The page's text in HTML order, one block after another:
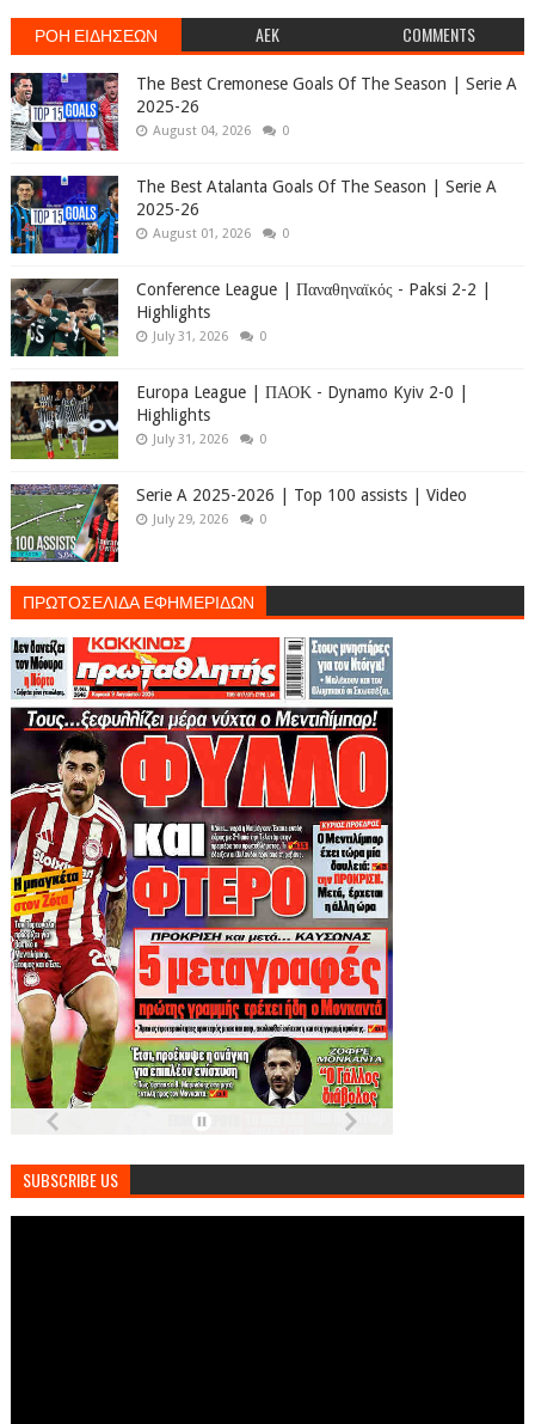
ΡΟΗ ΕΙΔΗΣΕΩΝ AEK COMMENTS
The Best Cremonese Goals Of The Season | Serie A
2025-26
August 04, 2026 0
The Best Atalanta Goals Of The Season | Serie A
2025-26
August 01, 2026 0
Conference League | Παναθηναϊκός - Paksi 2-2 |
Highlights
July 31, 2026 0
Europa League | ΠΑΟΚ - Dynamo Kyiv 2-0 |
Highlights
July 31, 2026 0
Serie A 2025-2026 | Top 100 assists | Video
July 29, 2026 0
ΠΡΩΤΟΣΕΛΙΔΑ ΕΦΗΜΕΡΙΔΩΝ
SUBSCRIBE US